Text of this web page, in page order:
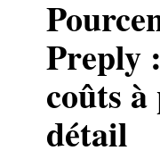
Preply
coûts
détail